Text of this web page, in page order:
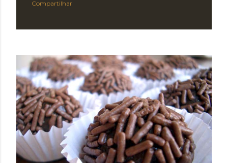
Compartilhar